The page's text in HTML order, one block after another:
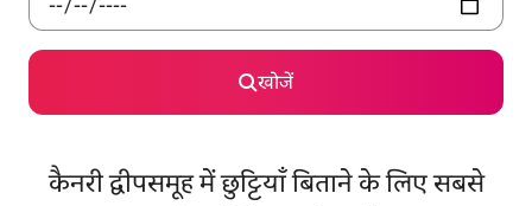
खोजें
कैनरी द्वीपसमूह में छुट्टियाँ बिताने के लिए सबसे